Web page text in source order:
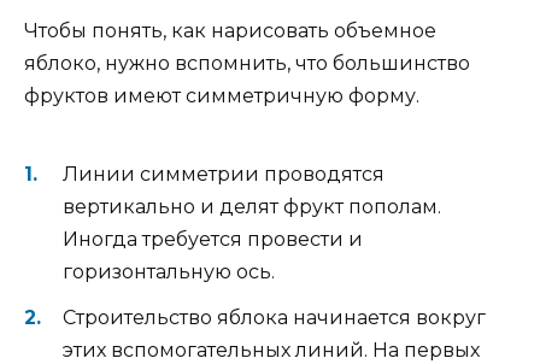
Чтобы понять, как нарисовать объемное
яблоко, нужно вспомнить, что большинство
фруктов имеют симметричную форму.
Линии симметрии проводятся
вертикально и делят фрукт пополам.
Иногда требуется провести и
горизонтальную ось.
Строительство яблока начинается вокруг
этих вспомогательных линий. На первых